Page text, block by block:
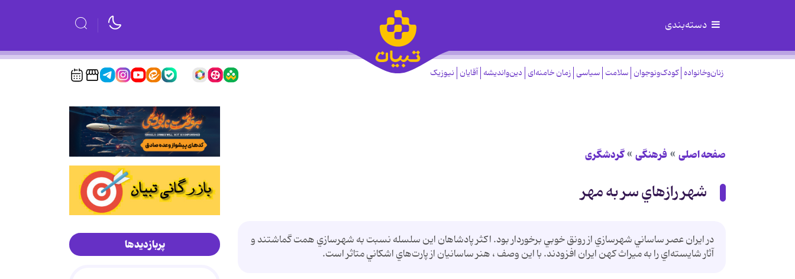
دسته‌بندی
زنان‌وخانواده کودک‌ونوجوان سلامت سیاسی زمان خامنه‌ای دین‌واندیشه آقایان نیوزیک
صفحه اصلی فرهنگی گردشگری
شهر رازهاي سر به مهر
در ايران عصر ساساني شهرسازي از رونق خوبي برخوردار بود. اكثر پادشاهان اين سلسله نسبت به شهرسازي همت گماشتند و
آثار شايسته‌اي را به ميراث كهن ايران افزودند. با اين وصف ، هنر ساسانيان از پارت‌هاي اشكاني متاثر است.
پربازدیدها